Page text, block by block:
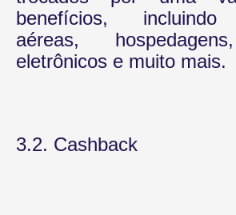
benefícios, incluindo
aéreas,
eletrônicos e muito mais.
3.2. Cashback